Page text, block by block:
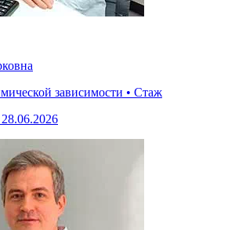
зависимости • Стаж
28.06.2026